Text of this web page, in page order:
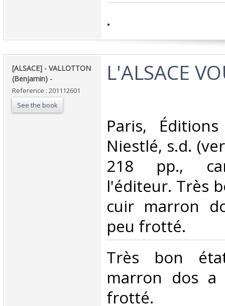
‎.‎
‎[ALSACE] - VALLOTTON
(Benjamin) - ‎
Reference : 201112601
See the book
‎L'ALSACE
‎Paris,
Niestlé, s.d.
218 pp.,
l'éditeur. Très
cuir marron
peu frotté.‎
‎Très bon
marron dos
frotté.‎